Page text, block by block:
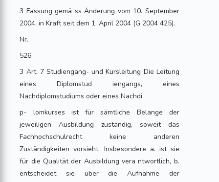
3 Fassung gemä ss Änderung vom 10. September
2004, in Kraft seit dem 1. April 2004 (G 2004 425).
Nr.
526
3 Art. 7 Studiengang- und Kursleitung Die Leitung
eines Diplomstud iengangs, eines
Nachdiplomstudiums oder eines Nachdi
p- lomkurses ist für sämtliche Belange der
jeweiligen Ausbildung zuständig, soweit das
Fachhochschulrecht keine anderen
Zuständigkeiten vorsieht. Insbesondere a. ist sie
für die Qualität der Ausbildung vera ntwortlich, b.
entscheidet sie über die Aufnahme der